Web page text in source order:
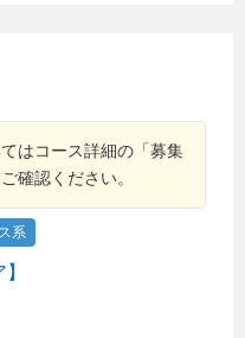
はコース詳細の「募集
確認ください。
系